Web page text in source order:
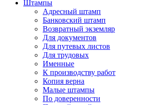
Штампы
Адресный штамп
Банковский штамп
Возвратный экземляр
Для документов
Для путевых листов
Для трудовых
Именные
К производству работ
Копия верна
Малые штампы
По доверенности